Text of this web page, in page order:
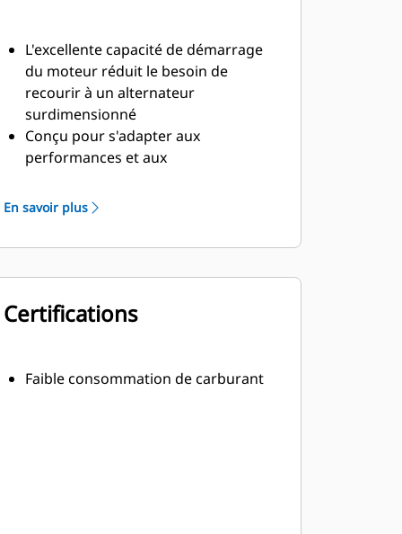
L'excellente capacité de démarrage
du moteur réduit le besoin de
recourir à un alternateur
surdimensionné
Conçu pour s'adapter aux
performances et aux
moteurs diesel Cat
Isolation robuste de classe H
En savoir plus
Certifications
Faible consommation de carburant